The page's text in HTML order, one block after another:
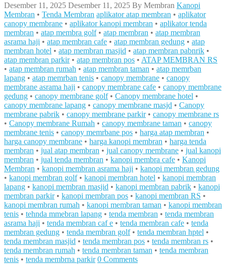
Desember 11, 2025 Desember 11, 2025 By Membran Kanopi
Membran • Tenda Membran aplikator atap membran • aplikator
canopy membrane • aplikator kanopi membran • aplikator tenda
membran • atap membra golf• atap membran • atap membran
asrama haji • atap membran cafe • atap membran gedung • atap
membran hotel • atap membran masjid • atap membran pabnrik •
atap membran parkir• atap membran pos • ATAP MEMBRAN RS
• atap membran rumah • atap membran taman • atap memrban
lapang • atap memrban tenis • canopy membrane • canopy
membrane asrama haji • canopy membrane cafe • canopy membrane
gedung • canopy membrane golf• Canopy membrane hotel •
canopy membrane lapang • canopy membrane masjd • Canopy
membrane pabrik • canopy membrane parkir• canopy membrane rs
• Canopy membrane Rumah • canopy membrane taman • canopy
membrane tenis • canopy memrbane pos • harga atap membran •
harga canopy membrane • harga kanopi membran • harga tenda
membran • jual atap membran • jual canopy membrane • jual kanopi
membran • jual tenda membran • kanopi membra cafe • Kanopi
Membran • kanopi membran asrama haji • kanopi membran gedung
• kanopi membran golf• kanopi membran hotel • kanopi membran
lapang • kanopi membran masjid • kanopi membran pabrik • kanopi
membran parkir• kanopi membran pos • kanopi membran RS •
kanopi membran rumah • kanopi membran taman • kanopi membran
tenis • tehnda mmebran lapang • tenda membran • tenda membran
asrama haji • tenda membran caf e • tenda membran cafe • tenda
membran gedung • tenda membran golf• tenda membran hptel •
tenda membran masjid • tenda membran pos • tenda membran rs •
tenda membran rumah • tenda membran taman • tenda membran
tenis • tenda membrna parkir 0 Comments